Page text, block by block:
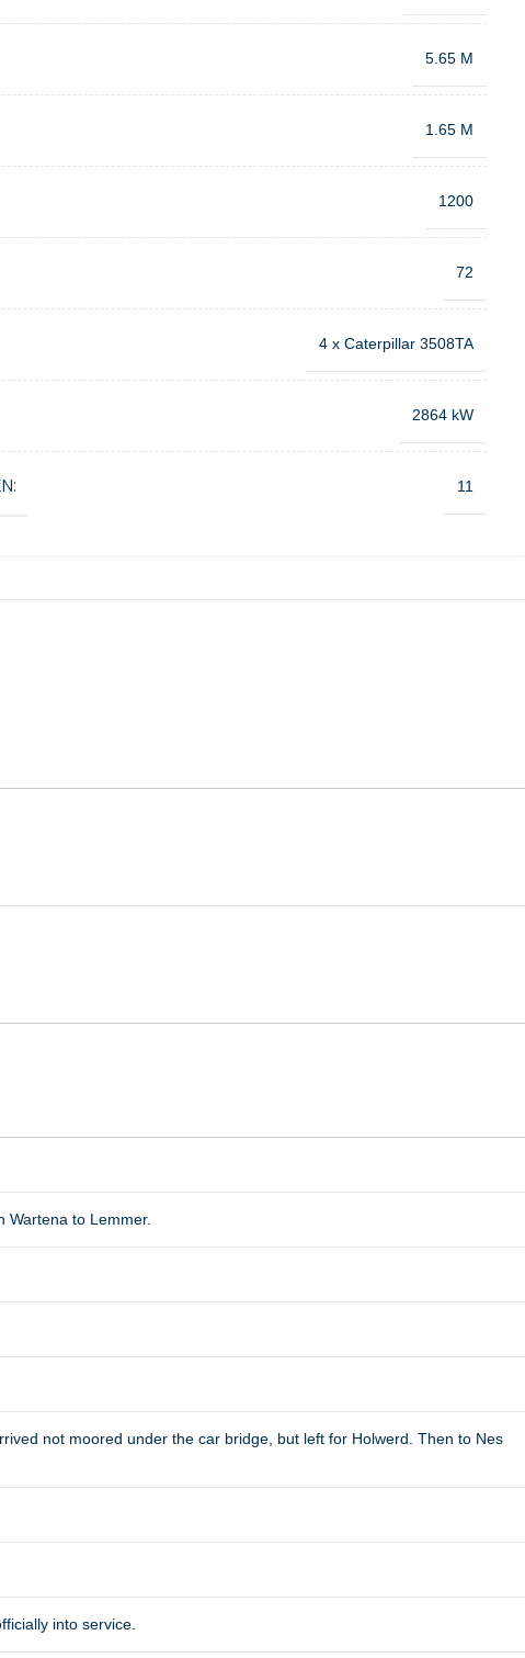
5.65 M
1.65 M
1200
72
4 x Caterpillar 3508TA
2864 kW
11
Wartena to Lemmer.
not moored under the car bridge, but left for Holwerd. Then to Nes
into service.